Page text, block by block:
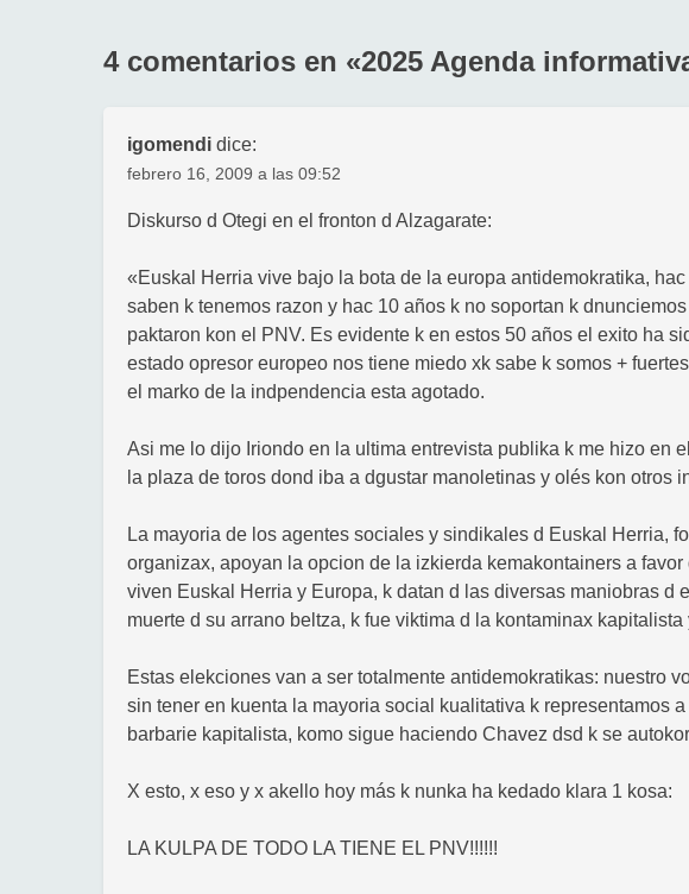
entradas
4 comentarios en «2025 Agenda
igomendi dice:
febrero 16, 2009 a las 09:52
Diskurso d Otegi en el fronton d Alzagarate:
«Euskal Herria vive bajo la bota de la europa antidemokratika,
saben k tenemos razon y hac 10 años k no soportan k
paktaron kon el PNV. Es evidente k en estos 50 años el exito ha
estado opresor europeo nos tiene miedo xk sabe k somos +
el marko de la indpendencia esta agotado.
Asi me lo dijo Iriondo en la ultima entrevista publika k me hizo en
la plaza de toros dond iba a dgustar manoletinas y olés kon otros
La mayoria de los agentes sociales y sindikales d Euskal Herria,
organizax, apoyan la opcion de la izkierda kemakontainers a
viven Euskal Herria y Europa, k datan d las diversas maniobras d
muerte d su arrano beltza, k fue viktima d la kontaminax
Estas elekciones van a ser totalmente antidemokratikas: nuestro
sin tener en kuenta la mayoria social kualitativa k representamos
barbarie kapitalista, komo sigue haciendo Chavez dsd k se
X esto, x eso y x akello hoy más k nunka ha kedado klara 1 kosa:
LA KULPA DE TODO LA TIENE EL PNV!!!!!!